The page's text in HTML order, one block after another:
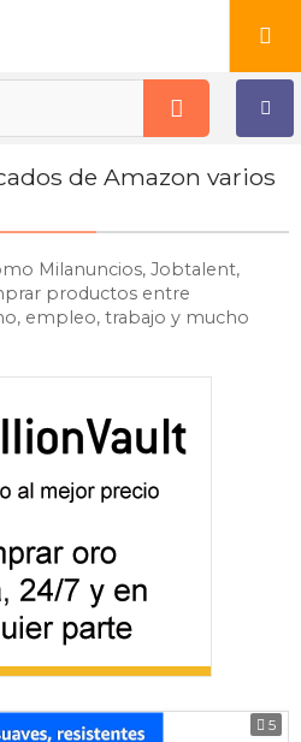
de Amazon varios
Milanuncios, Jobtalent,
productos entre
empleo, trabajo y mucho
5